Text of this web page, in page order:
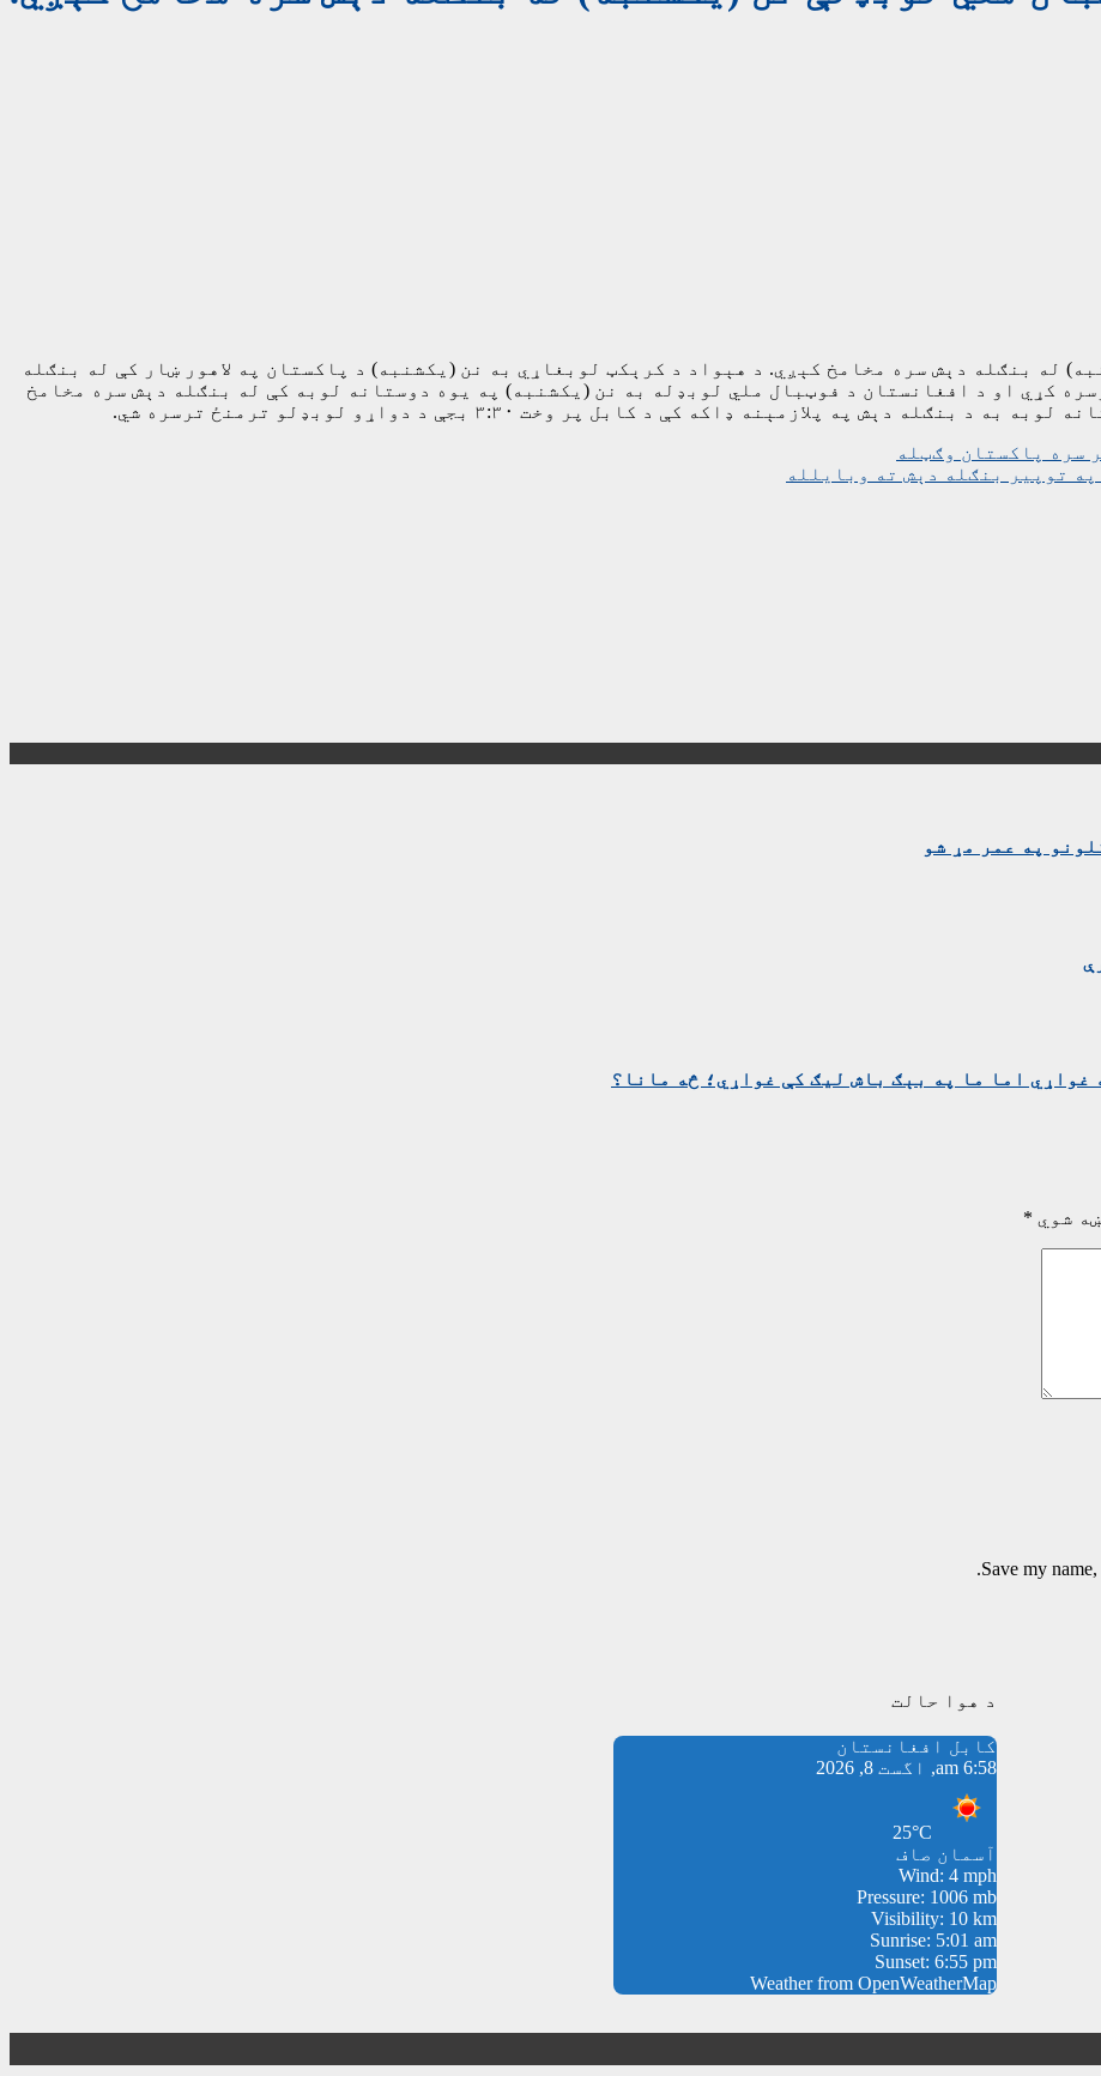
له بنګله دېش سره مخامخ کېږي. د هېواد د کرېکټ لوبغاړي به نن (یکشنبه) د پاکستان په لاهور ښار کې له بنګله
کړي او د افغانستان د فوټبال ملي لوبډله به نن (یکشنبه) په یوه دوستانه لوبه کې له بنګله دېش سره مخامخ
په پلازمېنه ډاکه کې د کابل پر وخت ۳:۳۰ بجې د دواړو لوبډلو ترمنځ ترسره شي.
سره پاکستان وګټله
اما ما په بېګ باش لیګ کې غواړي؛ څه مانا؟
شوي *
Save my
د هوا حالت
کابل افغانستان
6:58 am, اگست 8, 2026
25°C
آسمان صاف
Wind: 4 mph
Pressure: 1006 mb
Visibility: 10 km
Sunrise: 5:01 am
Sunset: 6:55 pm
Weather from OpenWeatherMap